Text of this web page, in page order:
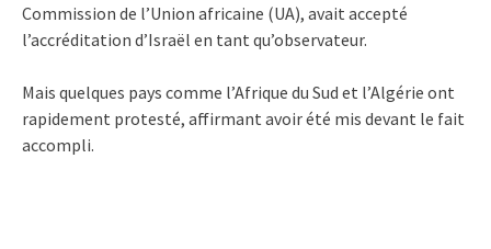
Commission de l’Union africaine (UA), avait accepté
l’accréditation d’Israël en tant qu’observateur.
Mais quelques pays comme l’Afrique du Sud et l’Algérie ont
rapidement protesté, affirmant avoir été mis devant le fait
accompli.